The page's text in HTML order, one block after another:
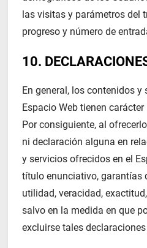
las visitas y parámetros del
progreso y número de
10.
En general, los contenidos y
Espacio Web tienen
Por consiguiente, al
ni declaración alguna en
y servicios ofrecidos en el
título enunciativo, garantías
utilidad, veracidad,
salvo en la medida en que
excluirse tales